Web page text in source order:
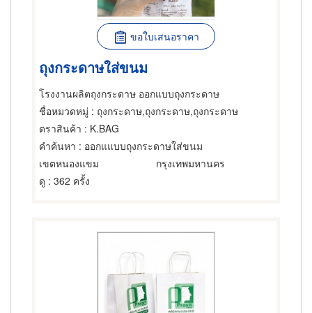
ขอใบเสนอราคา
ถุงกระดาษใส่ขนม
โรงงานผลิตถุงกระดาษ ออกแบบถุงกระดาษ
ชื่อหมวดหมู่ : ถุงกระดาษ,ถุงกระดาษ,ถุงกระดาษ
ตราสินค้า : K.BAG
คำค้นหา : ออกแแบบถุงกระดาษใส่ขนม
เขตหนองแขม
กรุงเทพมหานคร
ดู : 362 ครั้ง